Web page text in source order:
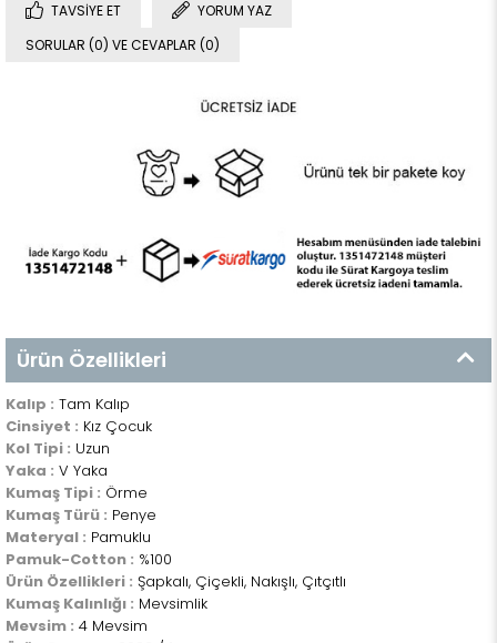
TAVSIYE ET
YORUM YAZ
SORULAR (0) VE CEVAPLAR (0)
Ürün Özellikleri
Kalıp : Tam Kalıp
Cinsiyet : Kız Çocuk
Kol Tipi : Uzun
Yaka : V Yaka
Kumaş Tipi : Örme
Kumaş Türü : Penye
Materyal : Pamuklu
Pamuk-Cotton : %100
Ürün Özellikleri : Şapkalı, Çiçekli, Nakışlı, Çıtçıtlı
Kumaş Kalınlığı : Mevsimlik
Mevsim : 4 Mevsim